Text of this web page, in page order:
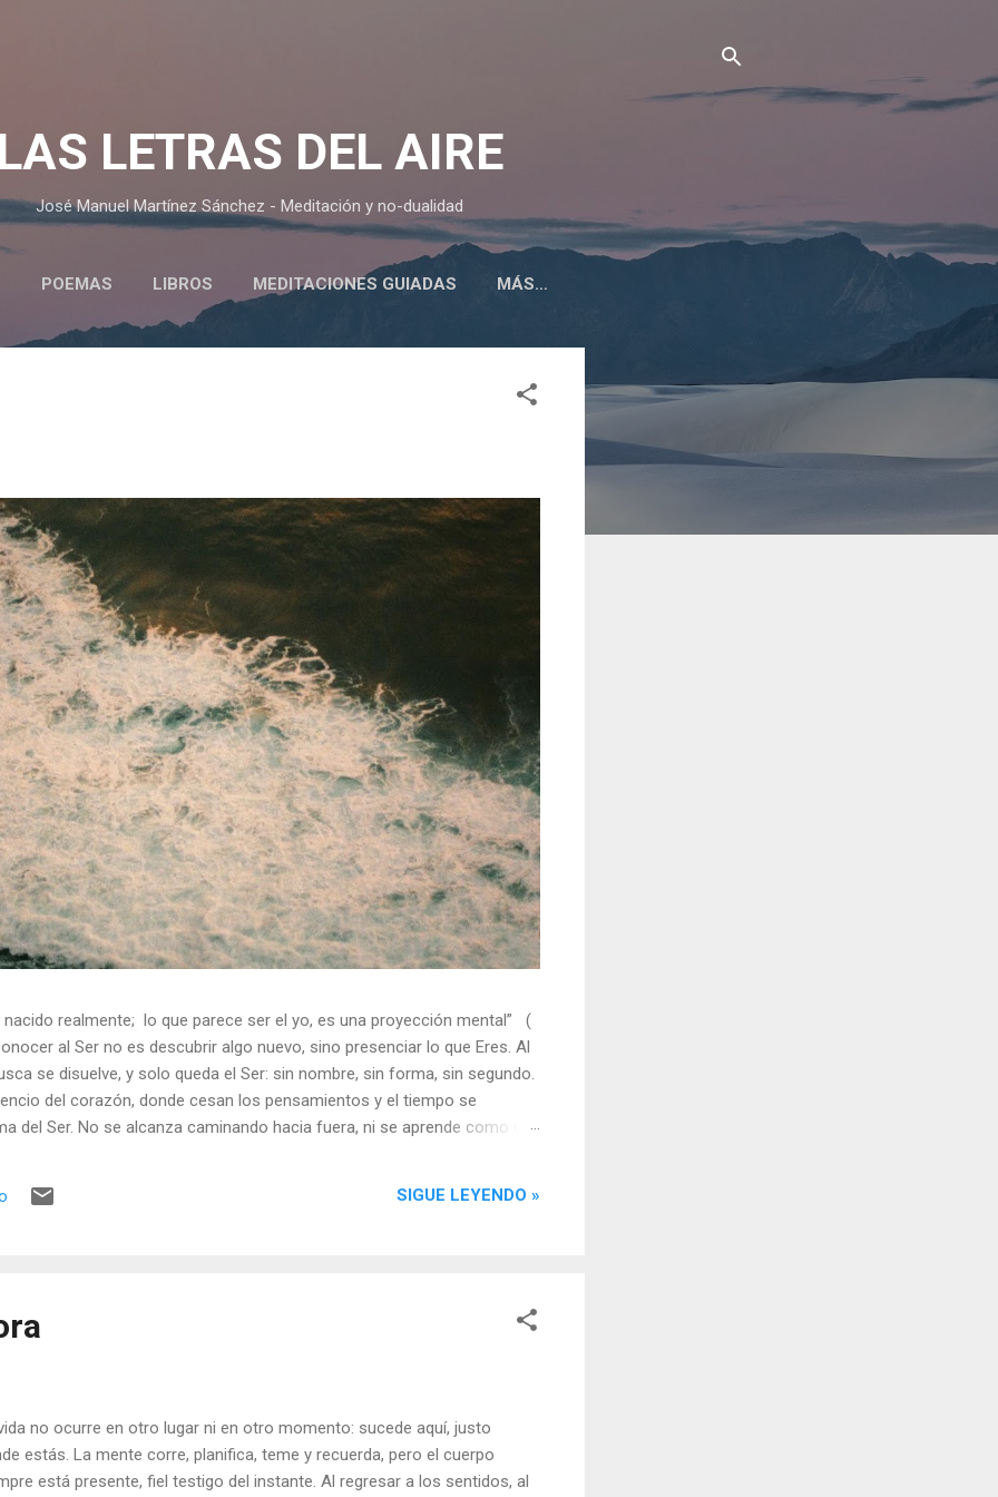
LAS LETRAS DEL AIRE
José Manuel Martínez Sánchez - Meditación y no-dualidad
POEMAS LIBROS MEDITACIONES GUIADAS MÁS…
CURSOS Y CHARLAS SOBRE MEDITACIÓN (AUDIOS)
nacido realmente; lo que parece ser el yo, es una proyección mental” (
al Ser no es descubrir algo nuevo, sino presenciar lo que Eres. Al
se disuelve, y solo queda el Ser: sin nombre, sin forma, sin segundo.
del corazón, donde cesan los pensamientos y el tiempo se
del Ser. No se alcanza caminando hacia fuera, ni se aprende como una
y lo conocido se funden en una sola Presencia. En ese instante
y solo queda la paz desnuda de Ser. La vida no ocurre en otro
SIGUE LEYENDO »
no ocurre en otro lugar ni en otro momento: sucede aquí, justo
estás. La mente corre, planifica, teme y recuerda, pero el cuerpo
está presente, fiel testigo del instante. Al regresar a los sentidos, al